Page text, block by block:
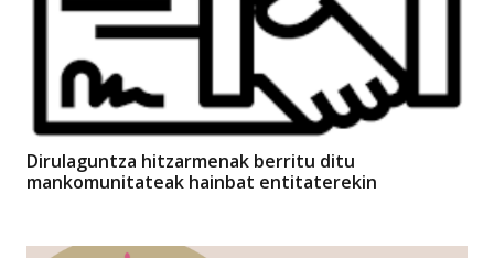
Dirulaguntza hitzarmenak berritu ditu
mankomunitateak hainbat entitaterekin